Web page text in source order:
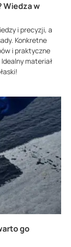
Wiedza w
i precyzji, a
Konkretne
i praktyczne
materiał
go